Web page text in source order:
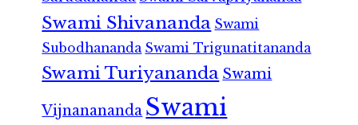
Swami Shivananda Swami
Subodhananda Swami Trigunatitananda
Swami Turiyananda Swami
Vijnanananda Swami